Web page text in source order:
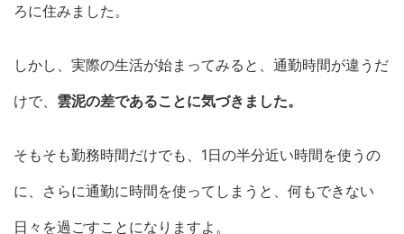
ろに住みました。
しかし、実際の生活が始まってみると、通勤時間が違うだ
けで、 雲泥の差であることに気づきました。
そもそも勤務時間だけでも、1日の半分近い時間を使うの
に、さらに通勤に時間を使ってしまうと、何もできない
日々を過ごすことになりますよ。